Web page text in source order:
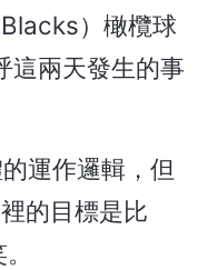
）橄欖球
這兩天發生的事
運作邏輯，但
的目標是比